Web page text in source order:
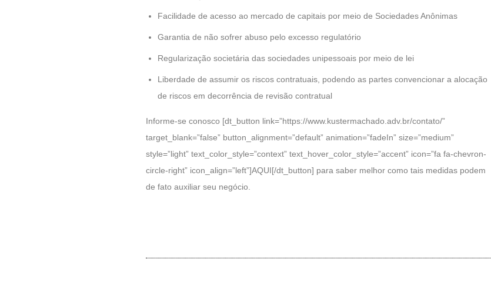
Facilidade de acesso ao mercado de capitais por meio de Sociedades Anônimas
Garantia de não sofrer abuso pelo excesso regulatório
Regularização societária das sociedades unipessoais por meio de lei
Liberdade de assumir os riscos contratuais, podendo as partes convencionar a alocação
de riscos em decorrência de revisão contratual
Informe-se conosco [dt_button link=”https://www.kustermachado.adv.br/contato/”
target_blank=”false” button_alignment=”default” animation=”fadeIn” size=”medium”
style=”light” text_color_style=”context” text_hover_color_style=”accent” icon=”fa fa-chevron-
circle-right” icon_align=”left”]AQUI[/dt_button] para saber melhor como tais medidas podem
de fato auxiliar seu negócio.